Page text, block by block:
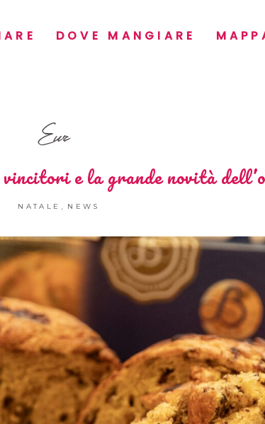
DOVE MANGIARE
Eur
e la grande novità
NATALE NEWS